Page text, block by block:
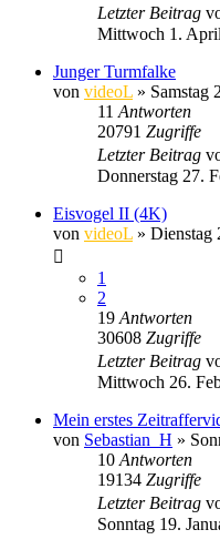
Letzter Beitrag
Mittwoch 1.
Junger Turmfalke
von videoL » Samstag
11 Antworten
20791 Zugriffe
Letzter Beitrag
Donnerstag 27.
Eisvogel II (4K)
von videoL » Dienstag
1
2
19 Antworten
30608 Zugriffe
Letzter Beitrag
Mittwoch 26.
Mein erstes
von Sebastian_H »
10 Antworten
19134 Zugriffe
Letzter Beitrag
Sonntag 19.